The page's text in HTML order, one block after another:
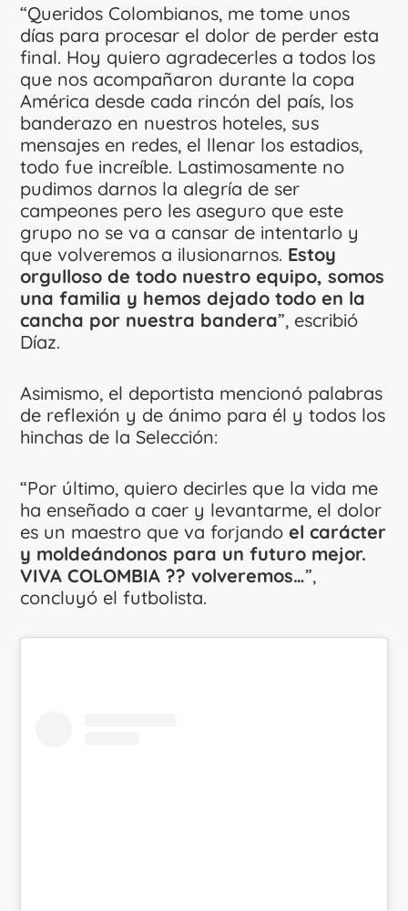
“Queridos Colombianos, me tome unos
días para procesar el dolor de perder esta
final. Hoy quiero agradecerles a todos los
que nos acompañaron durante la copa
América desde cada rincón del país, los
banderazo en nuestros hoteles, sus
mensajes en redes, el llenar los estadios,
todo fue increíble. Lastimosamente no
pudimos darnos la alegría de ser
campeones pero les aseguro que este
grupo no se va a cansar de intentarlo y
que volveremos a ilusionarnos. Estoy
orgulloso de todo nuestro equipo, somos
una familia y hemos dejado todo en la
cancha por nuestra bandera”, escribió
Díaz.
Asimismo, el deportista mencionó palabras
de reflexión y de ánimo para él y todos los
hinchas de la Selección:
“Por último, quiero decirles que la vida me
ha enseñado a caer y levantarme, el dolor
es un maestro que va forjandoel carácter
y moldeándonos para un futuro mejor.
VIVA COLOMBIA ?? volveremos…”,
concluyó el futbolista.